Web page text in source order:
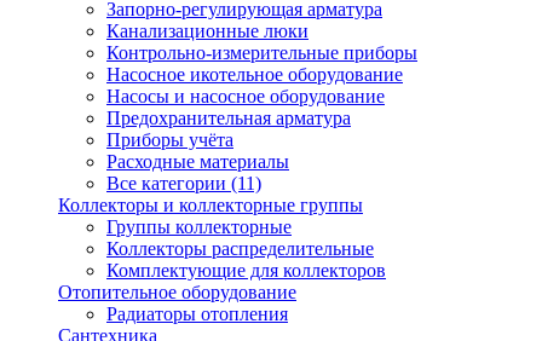
Запорно-регулирующая арматура
Канализационные люки
Контрольно-измерительные приборы
Насосное икотельное оборудование
Насосы и насосное оборудование
Предохранительная арматура
Приборы учёта
Расходные материалы
Все категории (11)
Коллекторы и коллекторные группы
Группы коллекторные
Коллекторы распределительные
Комплектующие для коллекторов
Отопительное оборудование
Радиаторы отопления
Сантехника